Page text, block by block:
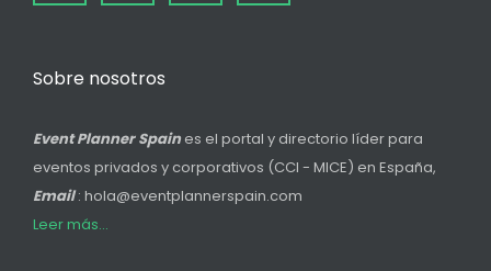
Sobre nosotros
Event Planner Spain es el portal y directorio líder para
eventos privados y corporativos (CCI - MICE) en España,
Email: hola@eventplannerspain.com
Leer más...